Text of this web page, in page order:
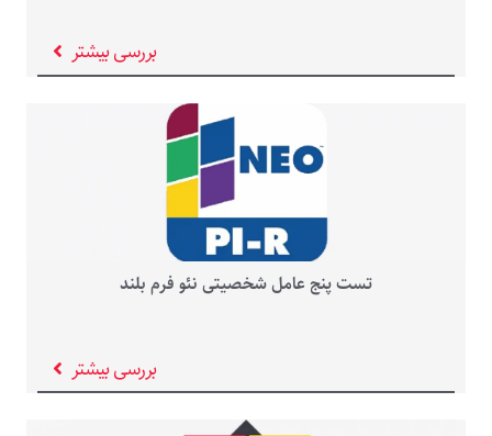
بررسی بیشتر
تست پنج عامل شخصیتی نئو فرم بلند
بررسی بیشتر